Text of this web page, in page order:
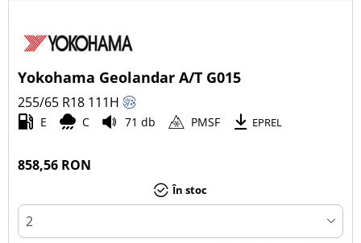
Yokohama Geolandar A/T G015
255/65 R18 111H
E C 71 db PMSF EPREL
858,56 RON
În stoc